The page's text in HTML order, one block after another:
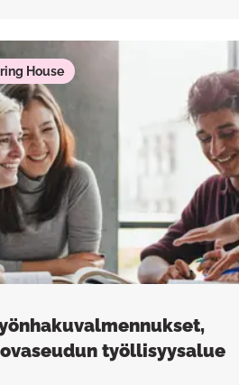
House
työllisyysalue